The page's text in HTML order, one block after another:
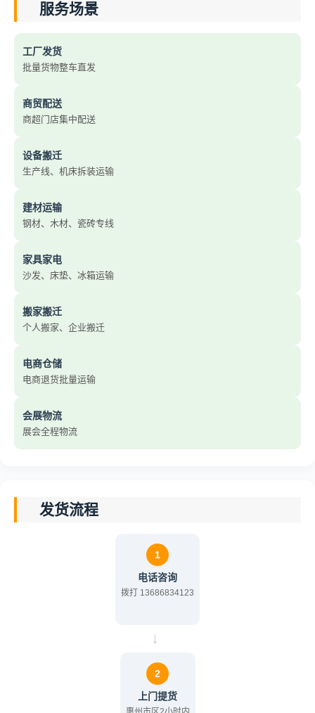
服务场景
工厂发货
批量货物整车直发
商贸配送
商超门店集中配送
设备搬迁
生产线、机床拆装运输
建材运输
钢材、木材、瓷砖专线
家具家电
沙发、床垫、冰箱运输
搬家搬迁
个人搬家、企业搬迁
电商仓储
电商退货批量运输
会展物流
展会全程物流
发货流程
1
电话咨询
拨打 13686834123
→
2
上门提货